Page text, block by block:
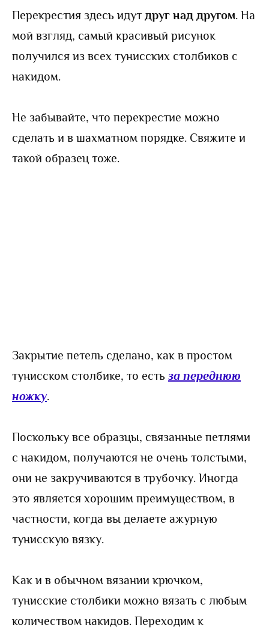
Перекрестия здесь идут друг над другом. На
мой взгляд, самый красивый рисунок
получился из всех тунисских столбиков с
накидом.
Не забывайте, что перекрестие можно
сделать и в шахматном порядке. Свяжите и
такой образец тоже.
Закрытие петель сделано, как в простом
тунисском столбике, то есть за переднюю
ножку.
Поскольку все образцы, связанные петлями
с накидом, получаются не очень толстыми,
они не закручиваются в трубочку. Иногда
это является хорошим преимуществом, в
частности, когда вы делаете ажурную
тунисскую вязку.
Как и в обычном вязании крючком,
тунисские столбики можно вязать с любым
количеством накидов. Переходим к